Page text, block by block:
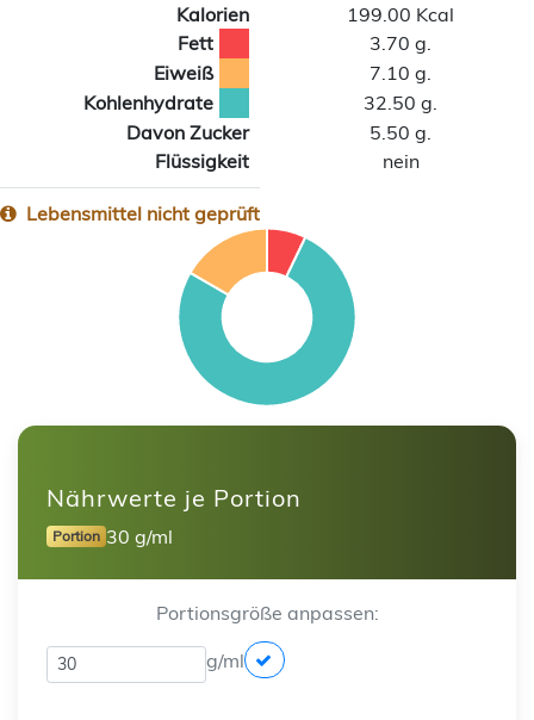
Kalorien
199.00 Kcal
Fett
3.70 g.
Eiweiß
7.10 g.
Kohlenhydrate
32.50 g.
Davon Zucker
5.50 g.
Flüssigkeit
nein
Lebensmittel nicht geprüft
Nährwerte je Portion
Portion 30 g/ml
Portionsgröße anpassen:
g/ml